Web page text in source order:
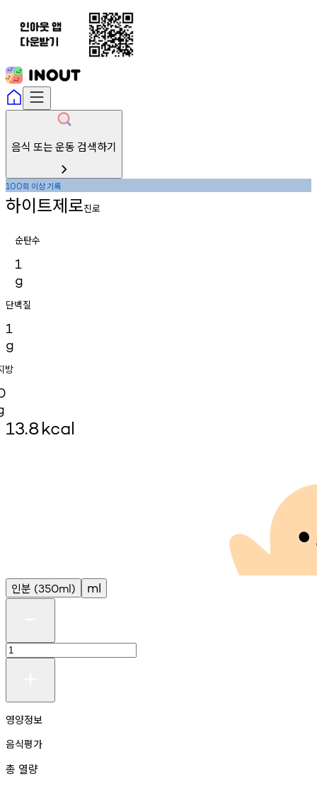
음식 또는 운동 검색하기
100회 이상기록
하이트제로진로
순탄수
1
g
단백질
1
g
방
13.8kcal
인분 (350ml) ml
영양정보
음식평가
총 열량